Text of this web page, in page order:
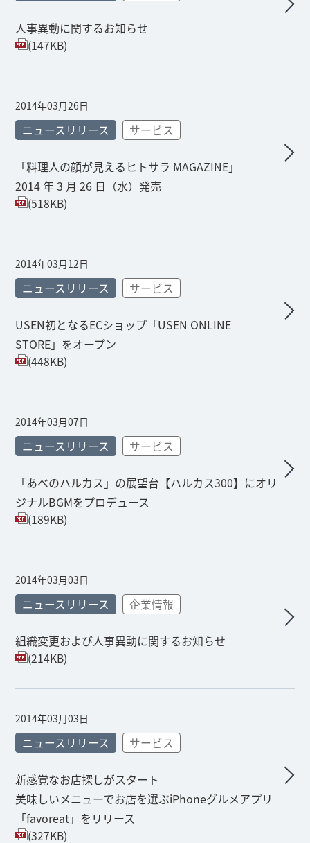
人事異動に関するお知らせ
(147KB)
2014年03月26日
ニュースリリース サービス
「料理人の顔が見えるヒトサラ MAGAZINE」
2014 年 3 月 26 日（水）発売
(518KB)
2014年03月12日
ニュースリリース サービス
USEN初となるECショップ「USEN ONLINE
STORE」をオープン
(448KB)
2014年03月07日
ニュースリリース サービス
「あべのハルカス」の展望台【ハルカス300】にオリ
ジナルBGMをプロデュース
(189KB)
2014年03月03日
ニュースリリース 企業情報
組織変更および人事異動に関するお知らせ
(214KB)
2014年03月03日
ニュースリリース サービス
新感覚なお店探しがスタート
美味しいメニューでお店を選ぶiPhoneグルメアプリ
「favoreat」をリリース
(327KB)